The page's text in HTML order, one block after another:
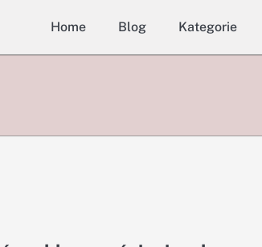
Home Blog Kategorie